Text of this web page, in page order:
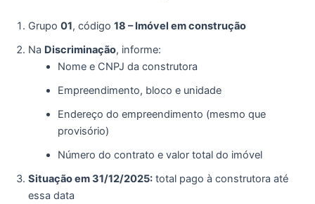
Grupo 01, código 18 – Imóvel em construção
Na Discriminação, informe:
Nome e CNPJ da construtora
Empreendimento, bloco e unidade
Endereço do empreendimento (mesmo que
provisório)
Número do contrato e valor total do imóvel
Situação em 31/12/2025: total pago à construtora até
essa data